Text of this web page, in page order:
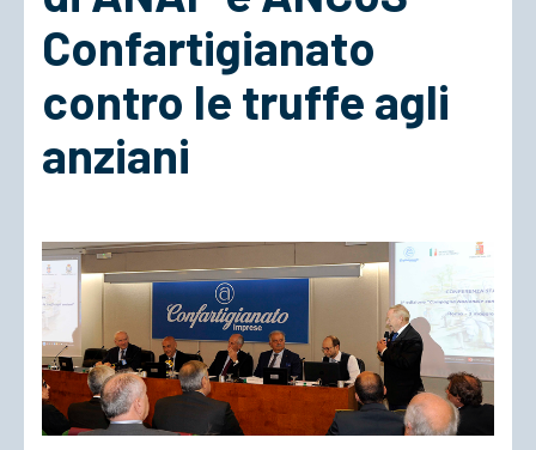
ACCEDI
Confartigianato
contro le truffe agli
anziani